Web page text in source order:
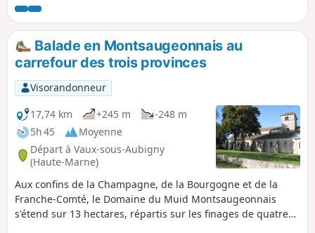
Balade en Montsaugeonnais au
carrefour des trois provinces
Visorandonneur
17,74 km
+245 m
-248 m
5h 45
Moyenne
Départ à Vaux-sous-Aubigny
(Haute-Marne)
Aux confins de la Champagne, de la Bourgogne et de la
Franche-Comté, le Domaine du Muid Montsaugeonnais
s'étend sur 13 hectares, répartis sur les finages de quatre